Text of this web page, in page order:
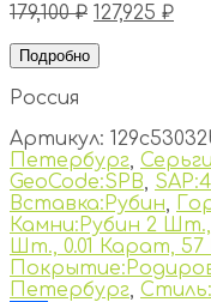
179,100₽ 127,925 ₽
Подробно
Россия
Артикул:
Петербург, Серьги
GeoCode:SPB,
Вставка:Рубин,
Камни:Рубин 2
Шт., 0.01 Карат, 57
Петербург,